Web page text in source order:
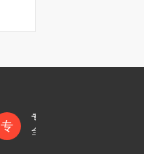
专
专员一对一服务
全称陪同办理各项手续